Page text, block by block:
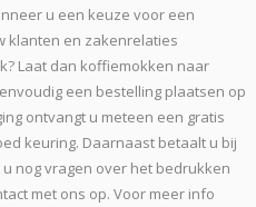
u een keuze voor een
klanten en zakenrelaties
Laat dan koffiemokken naar
een bestelling plaatsen op
ontvangt u meteen een gratis
keuring. Daarnaast betaalt u bij
nog vragen over het bedrukken
met ons op. Voor meer info